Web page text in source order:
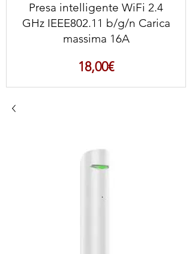
Presa intelligente WiFi 2.4
GHz IEEE802.11 b/g/n Carica
massima 16A
18,00€Prezzo